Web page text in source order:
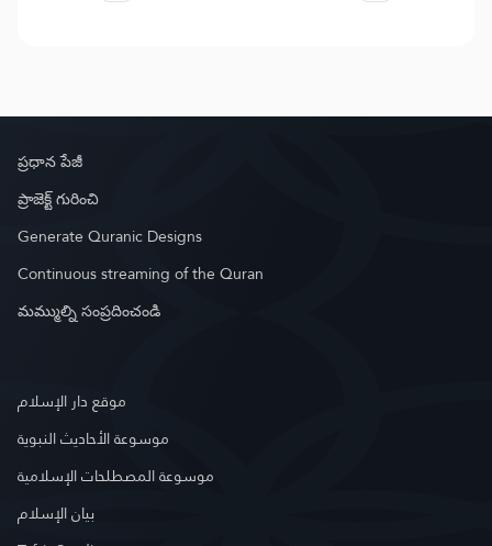
ప్రధాన పేజీ
ప్రాజెక్ట్ గురించి
Generate Quranic Designs
Continuous streaming of the Quran
మమ్ముల్ని సంప్రదించండి
موقع دار الإسلام
موسوعة الأحاديث النبوية
موسوعة المصطلحات الإسلامية
بيان الإسلام